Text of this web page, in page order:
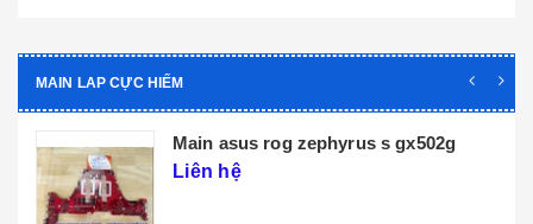
MAIN LAP CỰC HIẾM
Main dell xps 9320 core i5 i7 th12 la-
l071p